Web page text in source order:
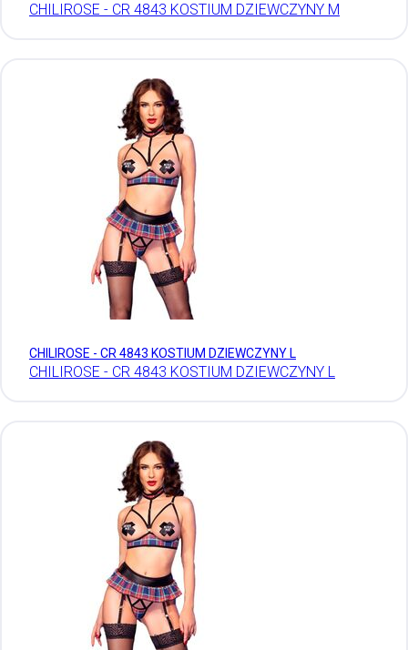
CHILIROSE - CR 4843 KOSTIUM DZIEWCZYNY M
CHILIROSE - CR 4843 KOSTIUM DZIEWCZYNY L
CHILIROSE - CR 4843 KOSTIUM DZIEWCZYNY L